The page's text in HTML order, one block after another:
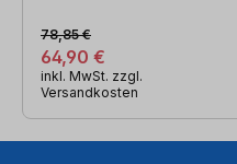
64,90 €
78,85 €
inkl. MwSt. zzgl.
Versandkosten